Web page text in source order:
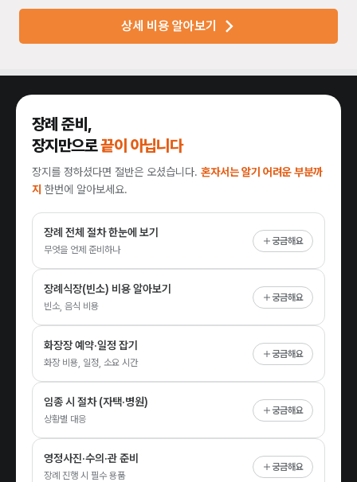
상세 비용 알아보기
장례 준비,
장지만으로끝이 아닙니다
장지를 정하셨다면 절반은 오셨습니다. 혼자서는 알기 어려운 부분까
지 한번에 알아보세요.
장례 전체 절차 한눈에 보기
무엇을 언제 준비하나
궁금해요
장례식장(빈소) 비용 알아보기
빈소, 음식 비용
궁금해요
화장장 예약·일정 잡기
화장 비용, 일정, 소요 시간
궁금해요
임종 시 절차 (자택·병원)
상황별 대응
궁금해요
영정사진·수의·관 준비
장례 진행 시 필수 용품
궁금해요